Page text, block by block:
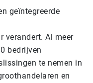
geïntegreerde
verandert. Al meer
bedrijven
te nemen in
en